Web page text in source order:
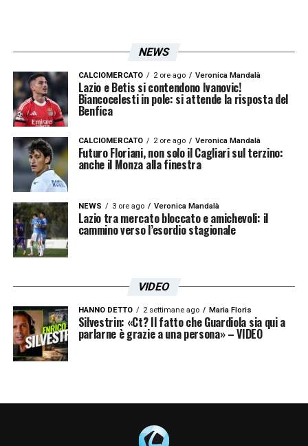
NEWS
CALCIOMERCATO 2 ore ago Veronica Mandalà
Lazio e Betis si contendono Ivanovic!
Biancocelesti in pole: si attende la risposta del
Benfica
CALCIOMERCATO 2 ore ago Veronica Mandalà
Futuro Floriani, non solo il Cagliari sul terzino:
anche il Monza alla finestra
NEWS 3 ore ago Veronica Mandalà
Lazio tra mercato bloccato e amichevoli: il
cammino verso l’esordio stagionale
VIDEO
HANNO DETTO 2 settimane ago Maria Floris
Silvestrin: «Ct? Il fatto che Guardiola sia qui a
parlarne è grazie a una persona» – VIDEO